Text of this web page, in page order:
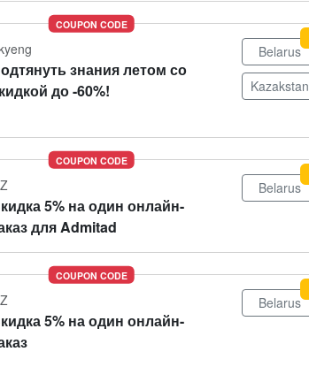
COUPON CODE
знания летом со
до -60%!
Belarus
Kazakstan
COUPON CODE
5% на один онлайн-
для Admitad
Belarus
COUPON CODE
5% на один онлайн-
Belarus